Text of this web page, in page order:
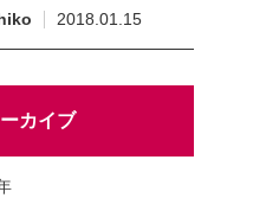
2018.01.15
カイブ